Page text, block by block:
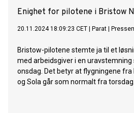
significant step toward bringing that
region.
Enighet for pilotene i Bristow
20.11.2024 18:09:23 CET Parat
Bristow-pilotene stemte ja til et
med arbeidsgiver i en
onsdag. Det betyr at flygningene fra
og Sola går som normalt fra torsdag.